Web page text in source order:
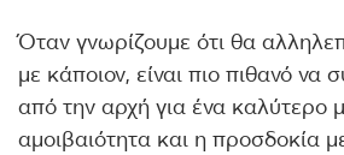
Όταν γνωρίζουμε ότι θα
με κάποιον, είναι πιο πιθανό να
από την αρχή για ένα καλύτερο
αμοιβαιότητα και η προσδοκία